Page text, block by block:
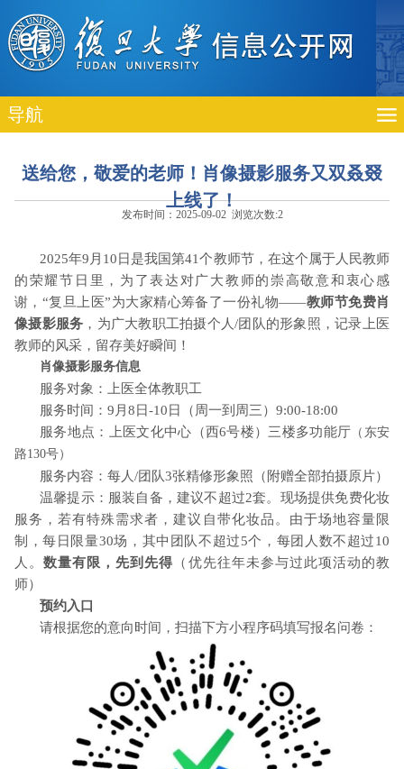
导航
送给您，敬爱的老师！肖像摄影服务又双叒叕
上线了！
发布时间：2025-09-02 浏览次数:2
2025年9 月 10 日是我国第41个教师节，在这个属于人民教师
的荣耀节日里，为了表达对广大教师的崇高敬意和衷心感
谢，“复旦上医”为大家精心筹备了一份礼物——教师节免费肖
像摄影服务 ，为广大教职工拍摄个人/团队的形象照，记录上医
教师的风采，留存美好瞬间！
肖像摄影服务信息
服务对象：上医全体教职工
服务时间： 9 月 8 日-10 日（周一到周三） 9:00-18:00
服务地点：上医文化中心（西6号楼）三楼多功能厅 （东安
路130号）
服务内容：每人/团队3张精修形象照（附赠全部拍摄原片）
温馨提示：服装自备，建议不超过2套。现场提供免费化妆
服务，若有特殊需求者，建议自带化妆品。由于场地容量限
制，每日限量30场，其中团队不超过5个，每团人数不超过10
人。数量有限，先到先得 （优先往年未参与过此项活动的教
师）
预约入口
请根据您的意向时间，扫描下方小程序码填写报名问卷：